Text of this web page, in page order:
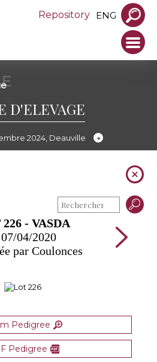
Repository ENG
D'ELEVAGE
2024, Deauville
- VASDA
04/2020
par Coulonces
Pedigree
Pedigree